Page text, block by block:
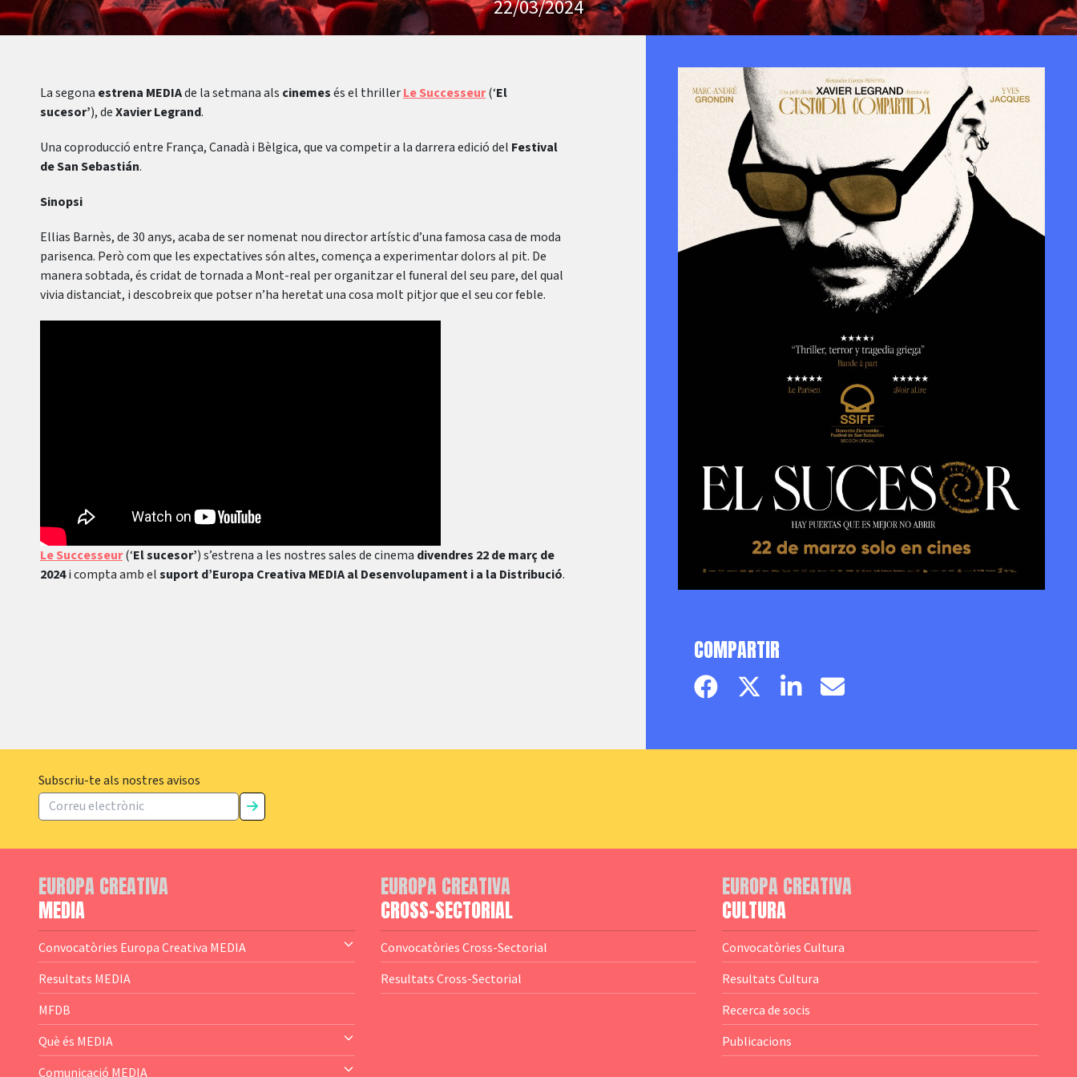
22/03/2024
La segona estrena MEDIAde la setmana als cinemesés el thrillerLe Successeur(‘El
sucesor’), deXavier Legrand.
Una coproducció entre França, Canadà i Bèlgica, que va competir a la darrera edició del Festival
de San Sebastián.
Sinopsi
Ellias Barnès, de 30 anys, acaba de ser nomenat nou director artístic d’una famosa casa de moda
parisenca. Però com que les expectatives són altes, comença a experimentar dolors al pit. De
manera sobtada, és cridat de tornada a Mont-real per organitzar el funeral del seu pare, del qual
vivia distanciat, i descobreix que potser n’ha heretat una cosa molt pitjor que el seu cor feble.
Le Successeur(‘El sucesor’) s’estrena a les nostres sales de cinema divendres 22 de març de
2024i compta amb elsuport d’Europa Creativa MEDIA al Desenvolupament i a la Distribució.
COMPARTIR
Facebook pageTwitter page
LinkedinEmail
Subscriu-te als nostres avisos
EUROPA CREATIVA
MEDIA
Convocatòries Europa Creativa MEDIA
— Content Cluster
— Business Cluster
— Audience Cluster
— Altres
Resultats MEDIA
MFDB
Què és MEDIA
— El subprograma MEDIA
Comunicació MEDIA
EUROPA CREATIVA
CROSS-SECTORIAL
Convocatòries Cross-Sectorial
Resultats Cross-Sectorial
EUROPA CREATIVA
CULTURA
Convocatòries Cultura
Resultats Cultura
Recerca de socis
Publicacions